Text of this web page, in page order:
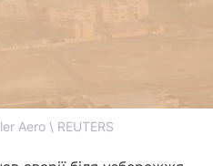
Aero \ REUTERS